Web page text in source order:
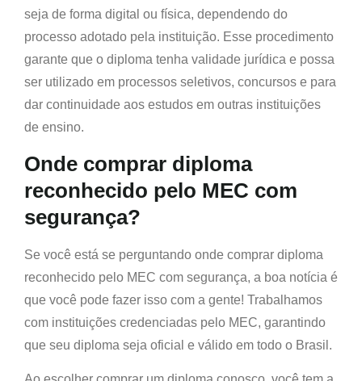
seja de forma digital ou física, dependendo do
processo adotado pela instituição. Esse procedimento
garante que o diploma tenha validade jurídica e possa
ser utilizado em processos seletivos, concursos e para
dar continuidade aos estudos em outras instituições
de ensino.
Onde comprar diploma
reconhecido pelo MEC com
segurança?
Se você está se perguntando onde comprar diploma
reconhecido pelo MEC com segurança, a boa notícia é
que você pode fazer isso com a gente! Trabalhamos
com instituições credenciadas pelo MEC, garantindo
que seu diploma seja oficial e válido em todo o Brasil.